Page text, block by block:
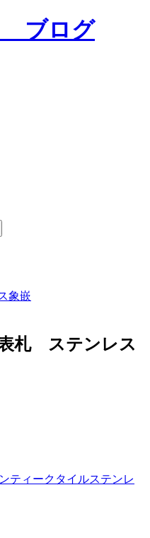
ブログ
象嵌
札 ステンレス
ティークタイルステンレ